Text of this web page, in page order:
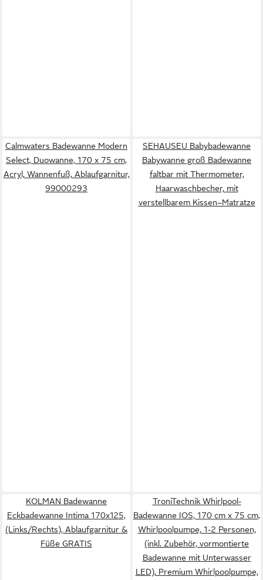
Calmwaters Badewanne Modern
Select, Duowanne, 170 x 75 cm,
Acryl, Wannenfuß, Ablaufgarnitur,
99000293
SEHAUSEU Babybadewanne
Babywanne groß Badewanne
faltbar mit Thermometer,
Haarwaschbecher, mit
verstellbarem Kissen–Matratze
KOLMAN Badewanne
Eckbadewanne Intima 170x125,
(Links/Rechts), Ablaufgarnitur &
Füße GRATIS
TroniTechnik Whirlpool-
Badewanne IOS, 170 cm x 75 cm,
Whirlpoolpumpe, 1-2 Personen,
(inkl. Zubehör, vormontierte
Badewanne mit Unterwasser
LED), Premium Whirlpoolpumpe,